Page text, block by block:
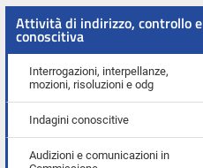
Attività di indirizzo, controllo e
conoscitiva
Interrogazioni, interpellanze,
mozioni, risoluzioni e odg
Indagini conoscitive
Audizioni e comunicazioni in